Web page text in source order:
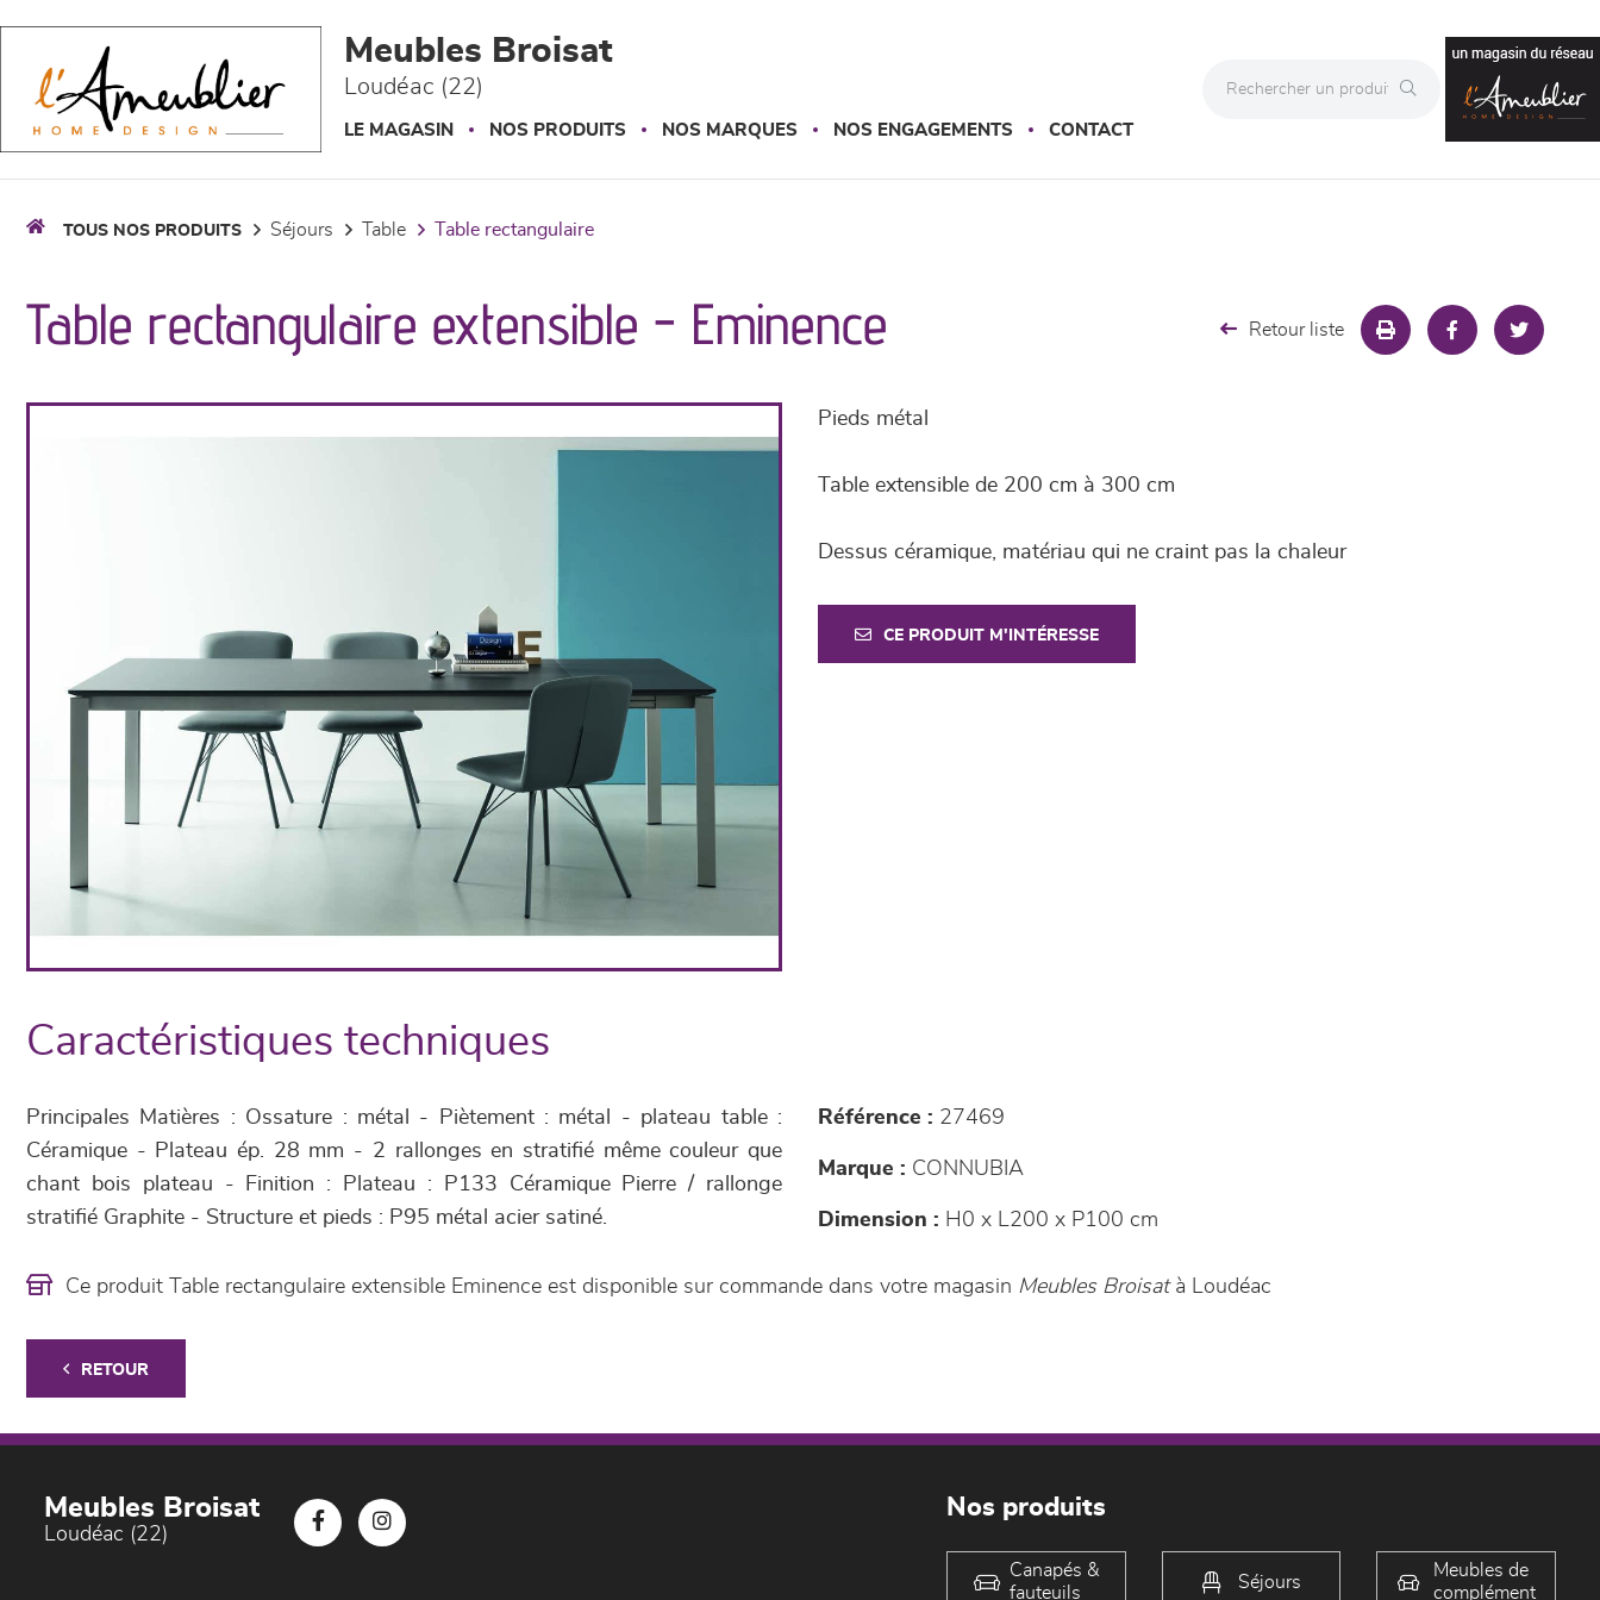
Meubles Broisat
Loudéac (22)
LE MAGASIN NOS PRODUITS NOS MARQUES NOS ENGAGEMENTS CONTACT
TOUS NOS PRODUITS séjours table table rectangulaire
Table rectangulaire extensible - Eminence Retour liste
Pieds métal
Table extensible de 200 cm à 300 cm
Dessus céramique, matériau qui ne craint pas la chaleur
CE PRODUIT M'INTÉRESSE
Caractéristiques techniques
Principales Matières : Ossature : métal - Piètement : métal - plateau table :
Céramique - Plateau ép. 28 mm - 2 rallonges en stratifié même couleur que
chant bois plateau - Finition : Plateau : P133 Céramique Pierre / rallonge
stratifié Graphite - Structure et pieds : P95 métal acier satiné.
Référence : 27469
Marque : CONNUBIA
Dimension : H0 x L200 x P100 cm
Ce produit Table rectangulaire extensible Eminence est disponible sur commande dans votre magasin Meubles Broisatà Loudéac
RETOUR
Meubles Broisat
Loudéac (22)
Nos produits
Canapés &
fauteuils
Séjours
Meubles de
complément